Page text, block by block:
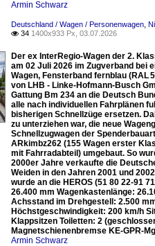
Armin Schwarz
Deutschland / Wagen / Personenwagen
 34 1400x933 Px, 03.07.2026
Der ex InterRegio-Wagen der 2.
am 02 Juli 2026 im Zugverband bei
Wagen, Fensterband fernblau (RAL
von LHB - Linke-Hofmann-Busch
Gattung Bm 234 an die Deutsch
alle nach individuellen Fahrplänen
bisherigen Schnellzüge ersetzen.
zu unterziehen war, die neue
Schnellzugwagen der
ARkimbz262 (155 Wagen erster
mit Fahrradabteil) umgebaut. So
2000er Jahre verkaufte die
Weiden in den Jahren 2001 und
wurde an die HEROS (51 80 22-91
26.400 mm Wagenkastenlänge:
Achsstand im Drehgestell: 2.500
Höchstgeschwindigkeit: 200 km/h
Klappsitzen Toiletten: 2
Magnetschienenbremse KE-GPR-
Armin Schwarz